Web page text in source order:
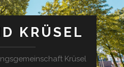
KRÜSEL
Krüsel